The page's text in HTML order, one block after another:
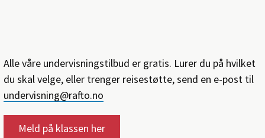
Alle våre undervisningstilbud er gratis. Lurer du på hvilket
du skal velge, eller trenger reisestøtte, send en e-post til
undervisning@rafto.no
Meld på klassen her